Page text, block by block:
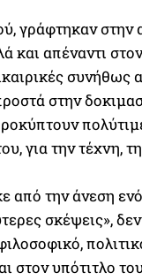
γράφτηκαν
και απέναντι
συνήθως
στην
για την τέχνη,
από την άνεση
σκέψεις»,
στον υπότιτλο